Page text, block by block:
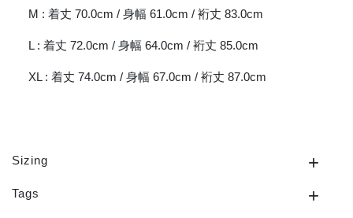
M : 着丈 70.0cm / 身幅 61.0cm / 裄丈 83.0cm
L : 着丈 72.0cm / 身幅 64.0cm / 裄丈 85.0cm
XL : 着丈 74.0cm / 身幅 67.0cm / 裄丈 87.0cm
Sizing
Tags